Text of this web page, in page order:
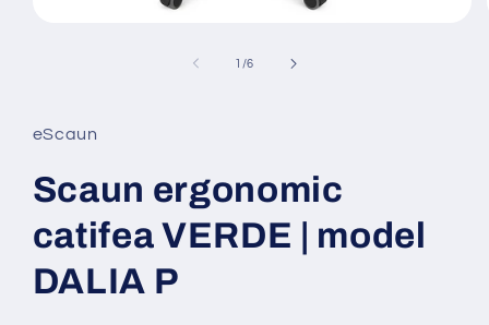
fereastră
modală
1 /din
6
eScaun
Scaun ergonomic
catifea VERDE | model
DALIA P